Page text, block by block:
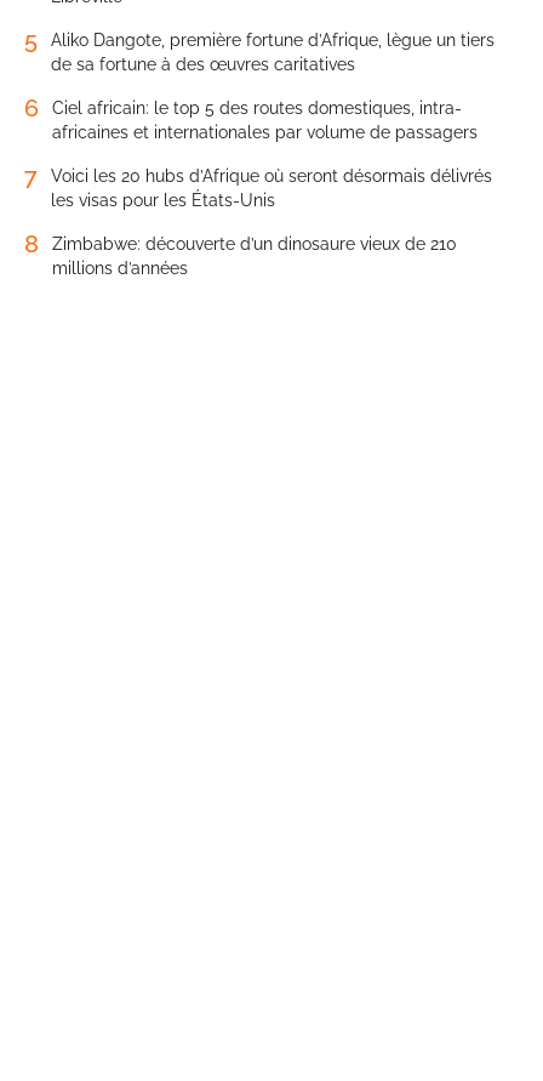
5
Aliko Dangote, première fortune d’Afrique, lègue un tiers
de sa fortune à des œuvres caritatives
6
Ciel africain: le top 5 des routes domestiques, intra-
africaines et internationales par volume de passagers
7
Voici les 20 hubs d’Afrique où seront désormais délivrés
les visas pour les États-Unis
8
Zimbabwe: découverte d’un dinosaure vieux de 210
millions d’années